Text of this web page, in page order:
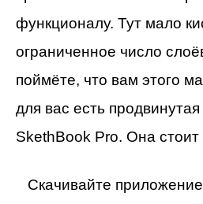
функционалу. Тут мало
ограниченное число
поймёте, что вам этого
для вас есть
SkethBook Pro. Она
Скачивайте